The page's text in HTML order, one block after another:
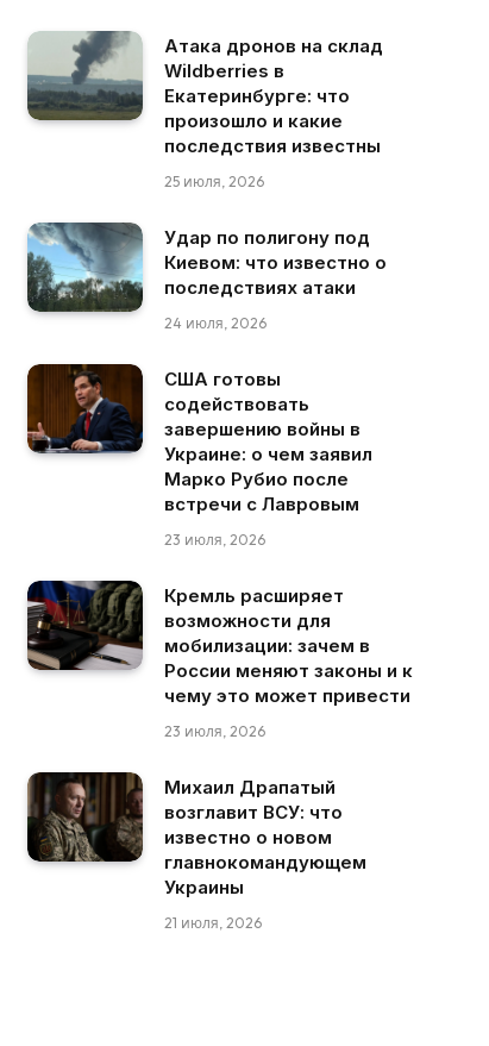
Атака дронов на склад
Wildberries в
Екатеринбурге: что
произошло и какие
последствия известны
25 июля, 2026
Удар по полигону под
Киевом: что известно о
последствиях атаки
24 июля, 2026
США готовы
содействовать
завершению войны в
Украине: о чем заявил
Марко Рубио после
встречи с Лавровым
23 июля, 2026
Кремль расширяет
возможности для
мобилизации: зачем в
России меняют законы и к
чему это может привести
23 июля, 2026
Михаил Драпатый
возглавит ВСУ: что
известно о новом
главнокомандующем
Украины
21 июля, 2026